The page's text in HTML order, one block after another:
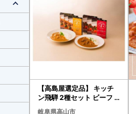
【高島屋選定品】 キッチ
ン飛騨 2種セット ビーフ
カレー ＆ ポーク カレー AT
岐阜県高山市